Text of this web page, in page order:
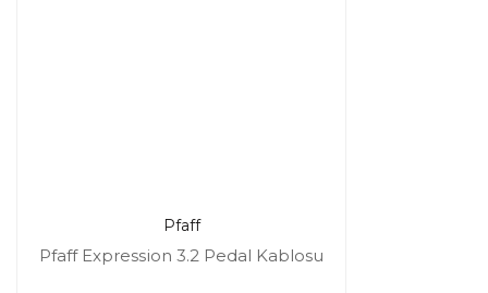
Pfaff
Pfaff Expression 3.2 Pedal Kablosu